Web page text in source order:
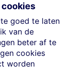
goed te laten
van de
beter af te
cookies
worden